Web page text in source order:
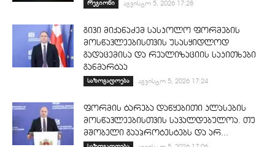
რეგიონი აგვისტო 5, 2026 17:28
გივი მიქანაძემ სასკოლო ფორმების
მოსწავლეებისთვის უსასყიდლოდ
გადაცემისა და რეალიზაციის საკითხები
განმარტაა
საზოგადოება აგვისტო 5, 2026 17:24
ფორმის ტარება დაწყებითი კლასების
მოსწავლეებისთვის სავალდებულოა. თუ
მშობელი გააპროტესტებს და არ...